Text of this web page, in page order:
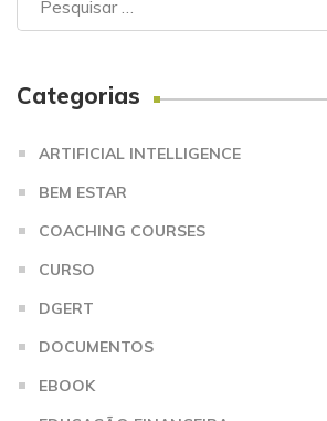
por:
Categorias
ARTIFICIAL INTELLIGENCE
BEM ESTAR
COACHING COURSES
CURSO
DGERT
DOCUMENTOS
EBOOK